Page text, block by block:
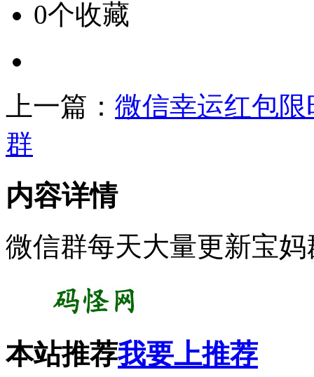
0个收藏
上一篇： 微信幸运红包限
群
内容详情
微信群每天大量更新宝
本站推荐我要上推荐